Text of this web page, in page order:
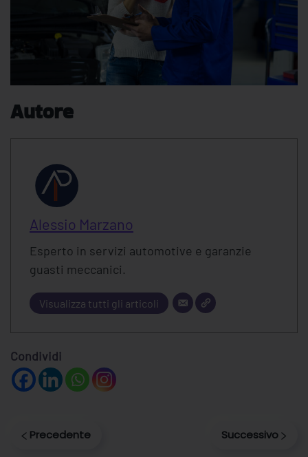
Autore
Alessio Marzano
Esperto in servizi automotive e garanzie
guasti meccanici.
Visualizza tutti gli articoli
Condividi
Precedente Successivo